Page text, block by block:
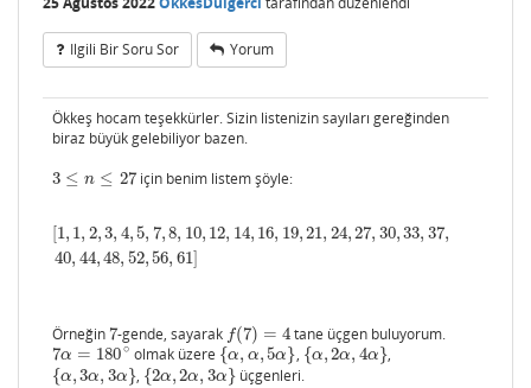
Ilgili Bir Soru Sor Yorum
Ökkeş hocam teşekkürler. Sizin listenizin sayıları gereğinden
biraz büyük gelebiliyor bazen.
3 ≤ n ≤ 27
3 ≤n≤27 için benim listem şöyle:
[1, 1, 2, 3, 4, 5, 7,8, 10, 12, 14, 16, 19,21, 24,27, 30,33, 37,
40, 44, 48, 52, 56, 61]
1, 1,2 ,34, 5,7,8 10,12,14 ,16 19,21,24,27,30 ,33,37,40,44,48,52
Örneğin 7
7-gende, sayarak f(7) = 4
f(7)= 4
tane üçgen buluyorum.
7α = 180∘
7α= 180∘ olmak üzere {α, α,5α}
{α,α ,5α} , {α,2α, 4α}
{α,2α,4α }
,
{α, 3α, 3α}
{α,3α,3α } , {2α, 2α, 3α}
{2α,2α,3α } üçgenleri.